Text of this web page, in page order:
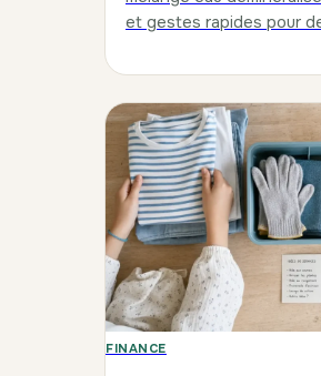
et gestes rapides pour
FINANCE